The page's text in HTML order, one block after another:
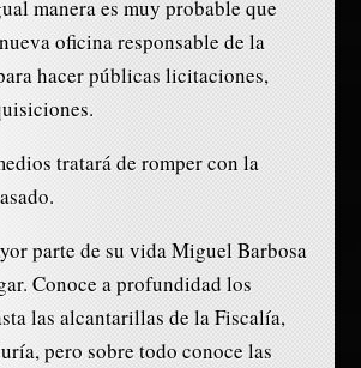
manera es muy probable que
oficina responsable de la
hacer públicas licitaciones,
tratará de romper con la
parte de su vida Miguel Barbosa
Conoce a profundidad los
las alcantarillas de la Fiscalía,
pero sobre todo conoce las